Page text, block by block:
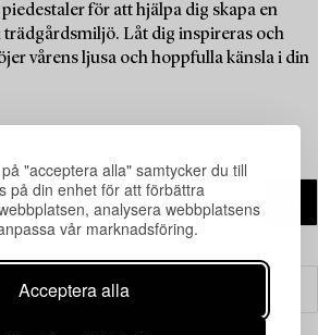
"acceptera alla" samtycker du till
på din enhet för att förbättra
analysera webbplatsens
vår marknadsföring.
Acceptera alla
för att hjälpa dig skapa en
Låt dig inspireras och
vårens ljusa och hoppfulla känsla i din
Filter